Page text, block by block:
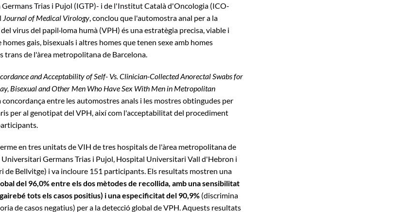
Trias i Pujol (IGTP)- i de l'Institut Català d'Oncologia (ICO-
Journal of Medical Virology, conclou que l'automostra anal per a la
virus del papil·loma humà (VPH) és una estratègia precisa, viable i
gais, bisexuals i altres homes que tenen sexe amb homes
trans de l'àrea metropolitana de Barcelona.
and Acceptability of Self- Vs. Clinician-Collected Anorectal Swabs for
Bisexual and Other Men Who Have Sex With Men in Metropolitan
concordança entre les automostres anals i les mostres obtingudes per
per al genotipat del VPH, així com l'acceptabilitat del procediment
en tres unitats de VIH de tres hospitals de l'àrea metropolitana de
Germans Trias i Pujol, Hospital Universitari Vall d'Hebron i
de Bellvitge) i va incloure 151 participants. Els resultats mostren una
del 96,0% entre els dos mètodes de recollida, amb una sensibilitat
tots els casos positius) i una especificitat del 90,9%(discrimina
de casos negatius) per a la detecció global de VPH. Aquests resultats